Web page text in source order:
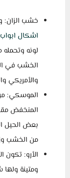
خشب الزان:
اشكال
لونه وتحمله
الخشب في
والأمريكي
الموسكي:
المنخفض
بعض الحيل
من الخشب
الأرو: تكون
ومتينة